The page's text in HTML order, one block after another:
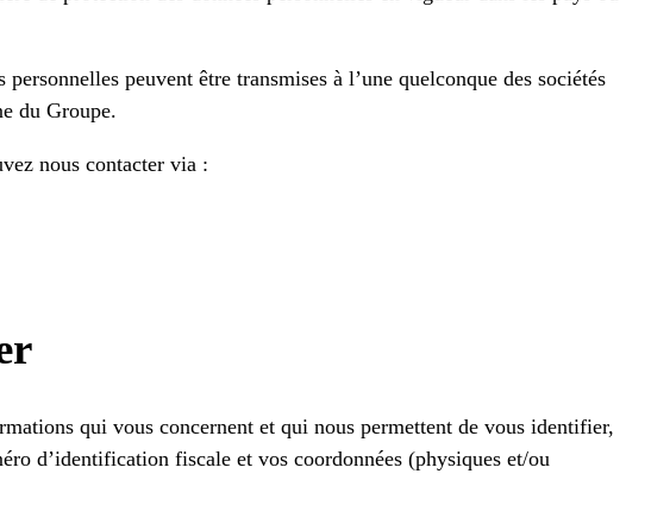
peuvent être transmises à l’une quelconque des sociétés
du Groupe.
nous contacter via :
qui vous concernent et qui nous permettent de vous identifier,
d’identification fiscale et vos coordonnées (physiques et/ou